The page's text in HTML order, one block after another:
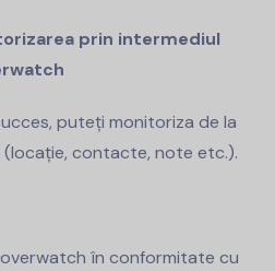
prin intermediul
puteți monitoriza de la
contacte, note etc.).
în conformitate cu